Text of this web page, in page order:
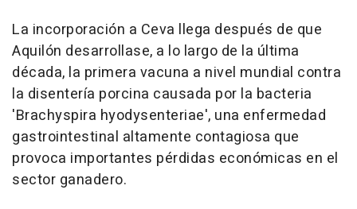
La incorporación a Ceva llega después de que
Aquilón desarrollase, a lo largo de la última
década, la primera vacuna a nivel mundial contra
la disentería porcina causada por la bacteria
'Brachyspira hyodysenteriae', una enfermedad
gastrointestinal altamente contagiosa que
provoca importantes pérdidas económicas en el
sector ganadero.